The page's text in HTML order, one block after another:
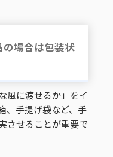
場合は包装状
風に渡せるか」をイ
、手提げ袋など、手
させることが重要で